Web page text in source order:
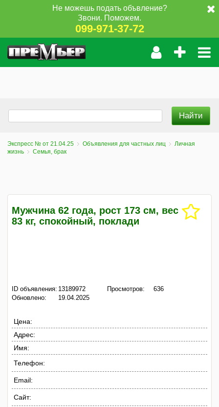
Не можешь подать объвление?
Звони. Поможем.
099-971-37-72
Экспресс № от 21.04.25 Объявления для частных лиц
Личная
жизнь
Семья, брак
Мужчина 62 года, рост 173 см, вес
83 кг, спокойный, поклади
ID объявления: 13189972
Обновлено:
19.04.2025
Просмотров: 636
Цена:
Адрес:
Имя:
Телефон:
Email:
Сайт: